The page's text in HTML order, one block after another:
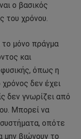
ο βασικός
του χρόνου.
το μόνο πράγμα
και
όπως η
δεν έχει
δεν γνωρίζει από
Μπορεί να
οπότε
μην βιώνουν το